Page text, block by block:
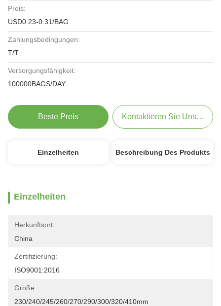
Preis:
USD0.23-0.31/BAG
Zahlungsbedingungen:
T/T
Versorgungsfähigkeit:
100000BAGS/DAY
Beste Preis Kontaktieren Sie Uns Jetzt
Einzelheiten Beschreibung Des Produkts
Einzelheiten
Herkunftsort:
China
Zertifizierung:
ISO9001:2016
Größe:
230/240/245/260/270/290/300/320/410mm